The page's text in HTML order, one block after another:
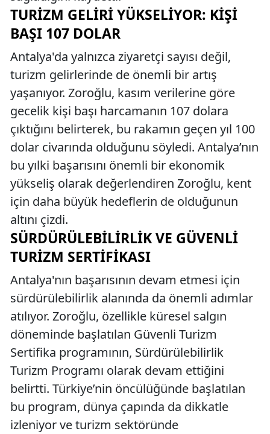
TURIZM GELIRI YÜKSELIYOR: KIŞI
BAŞI 107 DOLAR
Antalya'da yalnızca ziyaretçi sayısı değil,
turizm gelirlerinde de önemli bir artış
yaşanıyor. Zoroğlu, kasım verilerine göre
gecelik kişi başı harcamanın 107 dolara
çıktığını belirterek, bu rakamın geçen yıl 100
dolar civarında olduğunu söyledi. Antalya’nın
bu yılki başarısını önemli bir ekonomik
yükseliş olarak değerlendiren Zoroğlu, kent
için daha büyük hedeflerin de olduğunun
altını çizdi.
SÜRDÜRÜLEBILIRLIK VE GÜVENLI
TURIZM SERTIFIKASI
Antalya'nın başarısının devam etmesi için
sürdürülebilirlik alanında da önemli adımlar
atılıyor. Zoroğlu, özellikle küresel salgın
döneminde başlatılan Güvenli Turizm
Sertifika programının, Sürdürülebilirlik
Turizm Programı olarak devam ettiğini
belirtti. Türkiye’nin öncülüğünde başlatılan
bu program, dünya çapında da dikkatle
izleniyor ve turizm sektöründe